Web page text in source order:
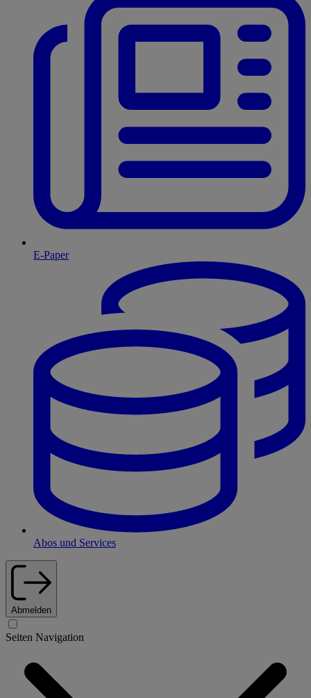
E-Paper
Abos und Services
Abmelden
Seiten Navigation